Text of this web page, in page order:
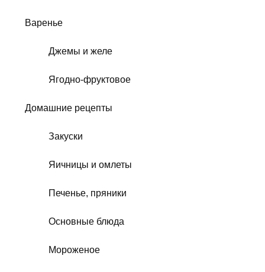
Варенье
Джемы и желе
Ягодно-фруктовое
Домашние рецепты
Закуски
Яичницы и омлеты
Печенье, пряники
Основные блюда
Мороженое